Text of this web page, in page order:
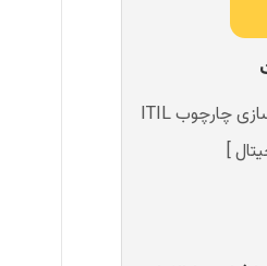
[ مجری تخصصی پیاده‌سازی چارچوب ITIL
]